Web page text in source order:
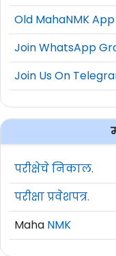
Old MahaNMK App
Join WhatsApp
Join Us On
परीक्षेचे निकाल.
परीक्षा प्रवेशपत्र.
Maha NMK